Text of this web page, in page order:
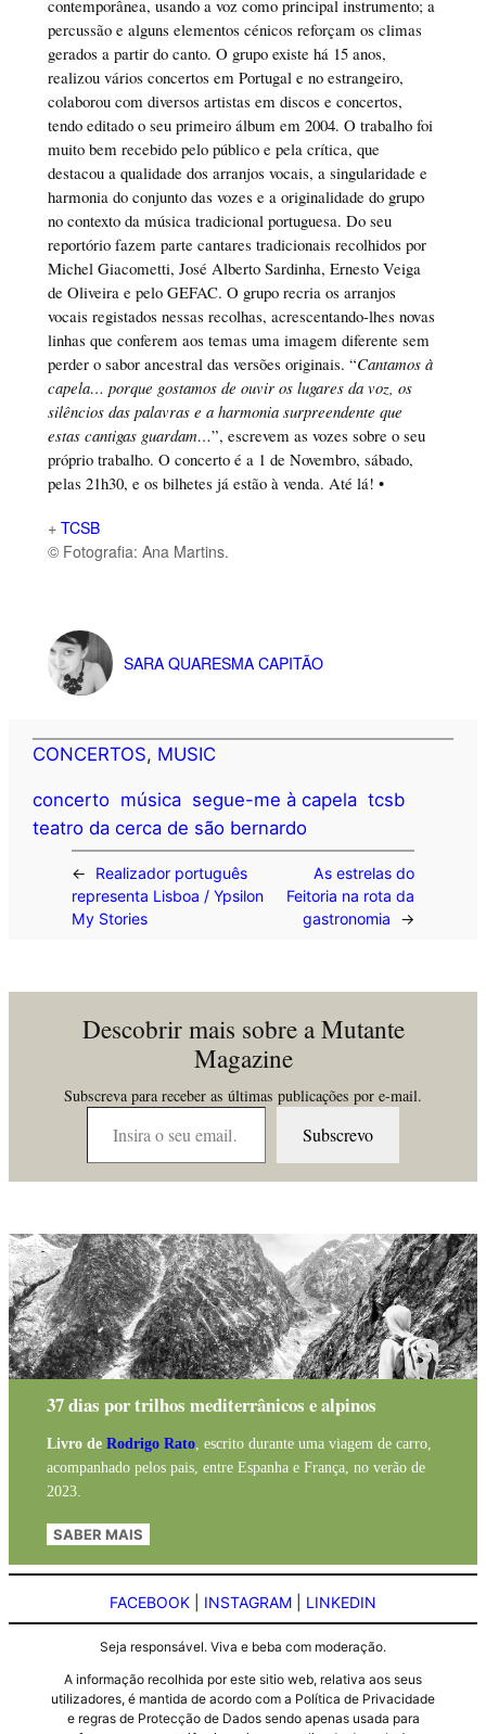
contemporânea, usando a voz como principal instrumento; a
percussão e alguns elementos cénicos reforçam os climas
gerados a partir do canto. O grupo existe há 15 anos,
realizou vários concertos em Portugal e no estrangeiro,
colaborou com diversos artistas em discos e concertos,
tendo editado o seu primeiro álbum em 2004. O trabalho foi
muito bem recebido pelo público e pela crítica, que
destacou a qualidade dos arranjos vocais, a singularidade e
harmonia do conjunto das vozes e a originalidade do grupo
no contexto da música tradicional portuguesa. Do seu
reportório fazem parte cantares tradicionais recolhidos por
Michel Giacometti, José Alberto Sardinha, Ernesto Veiga
de Oliveira e pelo GEFAC. O grupo recria os arranjos
vocais registados nessas recolhas, acrescentando-lhes novas
linhas que conferem aos temas uma imagem diferente sem
perder o sabor ancestral das versões originais. “Cantamos à
capela… porque gostamos de ouvir os lugares da voz, os
silêncios das palavras e a harmonia surpreendente que
estas cantigas guardam…”, escrevem as vozes sobre o seu
próprio trabalho. O concerto é a 1 de Novembro, sábado,
pelas 21h30, e os bilhetes já estão à venda. Até lá! •
+ TCSB
© Fotografia: Ana Martins.
SARA QUARESMA CAPITÃO
CONCERTOS, MUSIC
concerto música segue-me à capela tcsb
teatro da cerca de são bernardo
←
Realizador português
representa Lisboa / Ypsilon
My Stories
As estrelas do
Feitoria na rota da
gastronomia
→
Descobrir mais sobre a Mutante
Magazine
Subscreva para receber as últimas publicações por e-mail.
Insira o seu email…
Subscrevo
37 dias por trilhos mediterrânicos e alpinos
Livro de Rodrigo Rato, escrito durante uma viagem de carro,
acompanhado pelos pais, entre Espanha e França, no verão de
2023.
SABER MAIS
FACEBOOK INSTAGRAM LINKEDIN
Seja responsável. Viva e beba com moderação.
A informação recolhida por este sitio web, relativa aos seus
utilizadores, é mantida de acordo com a Política de Privacidade
e regras de Protecção de Dados sendo apenas usada para